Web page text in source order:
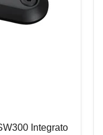
Integrato